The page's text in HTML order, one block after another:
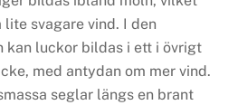
svagare vind. I den
kan luckor bildas i ett i övrigt
med antydan om mer vind.
seglar längs en brant